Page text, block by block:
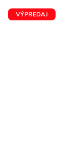
VÝPREDAJ